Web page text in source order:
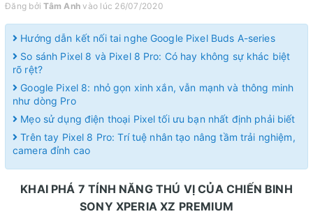
Đăng bởiTâm Anh vào lúc 26/07/2020
Hướng dẫn kết nối tai nghe Google Pixel Buds A-series
So sánh Pixel 8 và Pixel 8 Pro: Có hay không sự khác biệt
rõ rệt?
Google Pixel 8: nhỏ gọn xinh xắn, vẫn mạnh và thông minh
như dòng Pro
Mẹo sử dụng điện thoại Pixel tối ưu bạn nhất định phải biết
Trên tay Pixel 8 Pro: Trí tuệ nhân tạo nâng tầm trải nghiệm,
camera đỉnh cao
KHAI PHÁ 7 TÍNH NĂNG THÚ VỊ CỦA CHIẾN BINH
SONY XPERIA XZ PREMIUM